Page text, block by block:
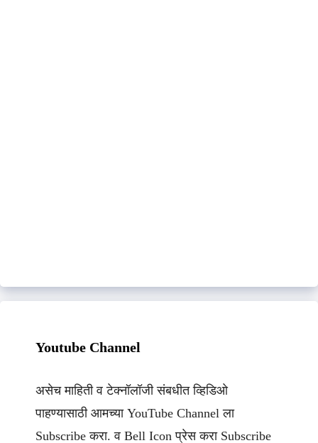
Youtube Channel
असेच माहिती व टेक्नॉलॉजी संबधीत व्हिडिओ
पाहण्यासाठी आमच्या YouTube Channel ला
Subscribe करा. व Bell Icon प्रेस करा Subscribe